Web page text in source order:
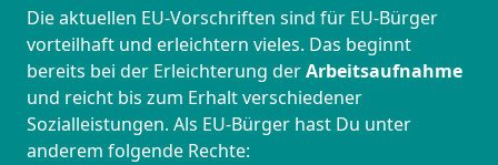
Die aktuellen EU-Vorschriften sind für EU-Bürger
vorteilhaft und erleichtern vieles. Das beginnt
bereits bei der Erleichterung derArbeitsaufnahme
und reicht bis zum Erhalt verschiedener
Sozialleistungen. Als EU-Bürger hast Du unter
anderem folgende Rechte: